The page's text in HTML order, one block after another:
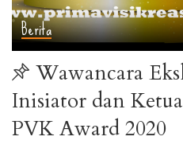
Berita
Wawancara
Inisiator dan
PVK Award 2020